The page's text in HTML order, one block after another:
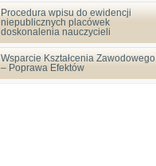
Procedura wpisu do ewidencji
niepublicznych placówek
doskonalenia nauczycieli
Wsparcie Kształcenia Zawodowego
– Poprawa Efektów